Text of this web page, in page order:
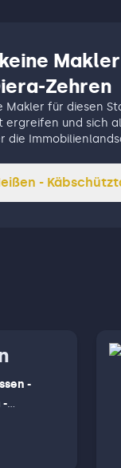
Zehren
Makler für diesen
und sich
die
-
-
-